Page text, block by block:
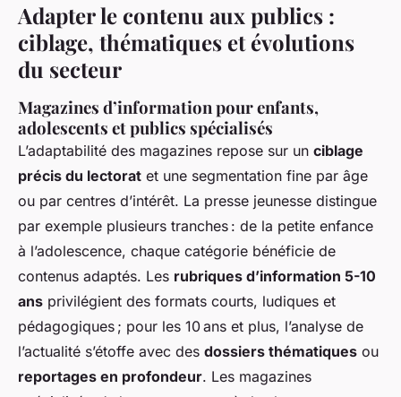
Adapter le contenu aux publics :
ciblage, thématiques et évolutions
du secteur
Magazines d’information pour enfants,
adolescents et publics spécialisés
L’adaptabilité des magazines repose sur un ciblage
précis du lectorat et une segmentation fine par âge
ou par centres d’intérêt. La presse jeunesse distingue
par exemple plusieurs tranches : de la petite enfance
à l’adolescence, chaque catégorie bénéficie de
contenus adaptés. Les rubriques d’information 5-10
ans privilégient des formats courts, ludiques et
pédagogiques ; pour les 10 ans et plus, l’analyse de
l’actualité s’étoffe avec des dossiers thématiques ou
reportages en profondeur. Les magazines